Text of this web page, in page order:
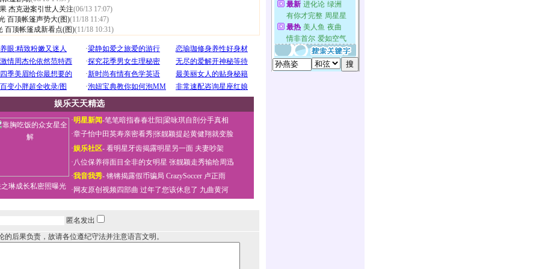
杰克逊案引世人关注(06/13 17:07)
百顶帐篷声势大(图)(11/18 11:47)
百顶帐篷成新看点(图)(11/18 10:31)
娱乐天天精选
琳成长私密照曝光
·明星新闻-笔笔暗指春春壮阳 梁咏琪自剖分手真相
·章子怡中田英寿亲密看秀张靓颖提起黄健翔就变脸
·娱乐社区- 看明星牙齿揭露明星另一面 夫妻吵架
·八位保养得面目全非的女明星 张靓颖走秀输给周迅
·我音我秀- 锵锵揭露假币骗局 CrazySoccer 卢正雨
· 网友原创视频四部曲 过年了您该休息了 九曲黄河
匿名发出
的后果负责，故请各位遵纪守法并注意语言文明。